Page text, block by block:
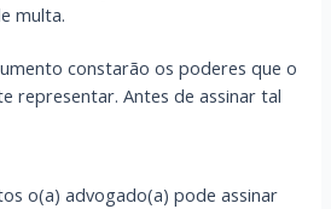
multa.
constarão os poderes que o
representar. Antes de assinar tal
o(a) advogado(a) pode assinar